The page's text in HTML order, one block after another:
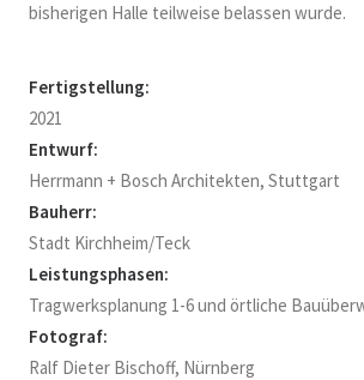
bisherigen Halle teilweise belassen wurde.
Fertigstellung:
2021
Entwurf:
Herrmann + Bosch Architekten, Stuttgart
Bauherr:
Stadt Kirchheim/Teck
Leistungsphasen:
Tragwerksplanung 1-6 und örtliche
Fotograf:
Ralf Dieter Bischoff, Nürnberg